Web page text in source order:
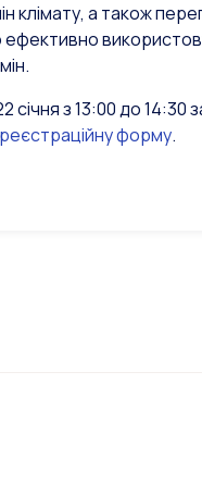
клімату, а також
січня з 13:00 до
реєстраційну форму.